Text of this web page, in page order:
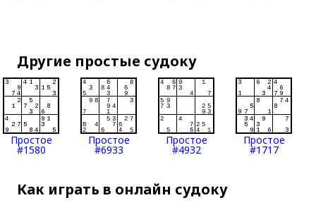
Другие простые судоку
Простое
#1580
Простое
#6933
Простое
#4932
Простое
#1717
Как играть в онлайн судоку